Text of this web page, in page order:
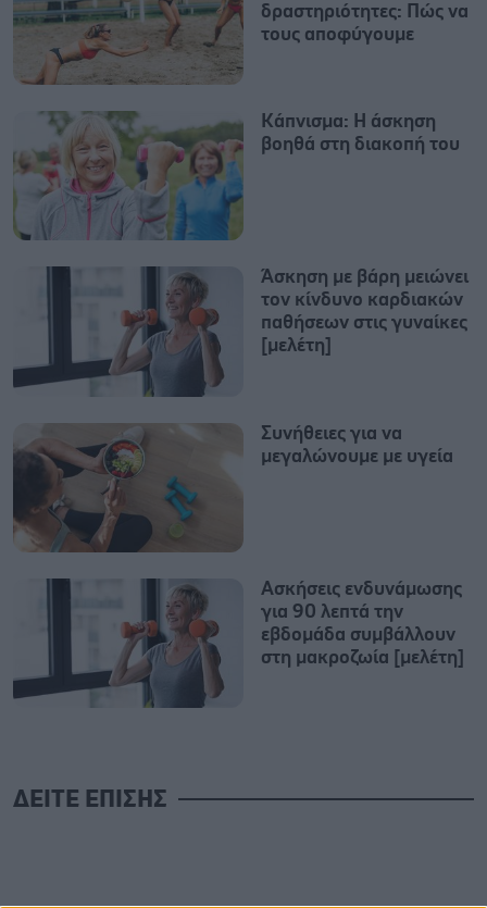
δραστηριότητες: Πώς να
τους αποφύγουμε
Κάπνισμα: Η άσκηση
βοηθά στη διακοπή του
Άσκηση με βάρη μειώνει
τον κίνδυνο καρδιακών
παθήσεων στις γυναίκες
[μελέτη]
Συνήθειες για να
μεγαλώνουμε με υγεία
Ασκήσεις ενδυνάμωσης
για 90 λεπτά την
εβδομάδα συμβάλλουν
στη μακροζωία [μελέτη]
ΔΕΙΤΕ ΕΠΙΣΗΣ